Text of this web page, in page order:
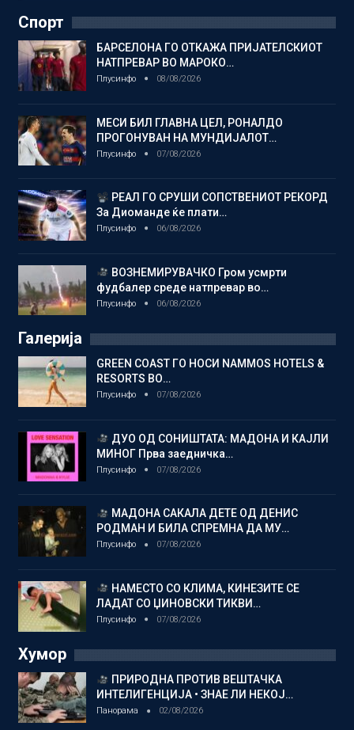
Спорт
БАРСЕЛОНА ГО ОТКАЖА ПРИЈАТЕЛСКИОТ
НАТПРЕВАР ВО МАРОКО…
Плусинфо 08/08/2026
МЕСИ БИЛ ГЛАВНА ЦЕЛ, РОНАЛДО
ПРОГОНУВАН НА МУНДИЈАЛОТ…
Плусинфо 07/08/2026
РЕАЛ ГО СРУШИ СОПСТВЕНИОТ РЕКОРД
За Диоманде ќе плати…
Плусинфо 06/08/2026
ВОЗНЕМИРУВАЧКО Гром усмрти
фудбалер среде натпревар во…
Плусинфо 06/08/2026
Галерија
GREEN COAST ГО НОСИ NAMMOS HOTELS &
RESORTS ВО…
Плусинфо 07/08/2026
ДУО ОД СОНИШТАТА: МАДОНА И КАЈЛИ
МИНОГ Прва заедничка…
Плусинфо 07/08/2026
МАДОНА САКАЛА ДЕТЕ ОД ДЕНИС
РОДМАН И БИЛА СПРЕМНА ДА МУ…
Плусинфо 07/08/2026
НАМЕСТО СО КЛИМА, КИНЕЗИТЕ СЕ
ЛАДАТ СО ЏИНОВСКИ ТИКВИ…
Плусинфо 07/08/2026
Хумор
ПРИРОДНА ПРОТИВ ВЕШТАЧКА
ИНТЕЛИГЕНЦИЈА • ЗНАЕ ЛИ НЕКОЈ…
Панорама 02/08/2026